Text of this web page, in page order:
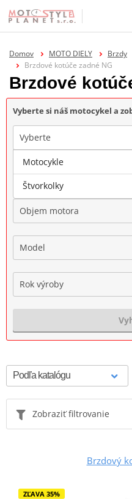
Domov MOTO DIELY Brzdy
Brzdové kotúče zadné NG
Brzdové
Vyberte si náš motocykel a
Vyberte
Značka
Objem motora
Model
Rok výroby
Zobraziť filtrovanie
Brzdový
ZĽAVA 35%
Motocykle
Štvorkolky